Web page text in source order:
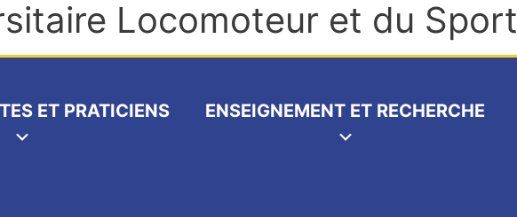
Locomoteur et du Sport
ET PRATICIENS ENSEIGNEMENT ET RECHERCHE